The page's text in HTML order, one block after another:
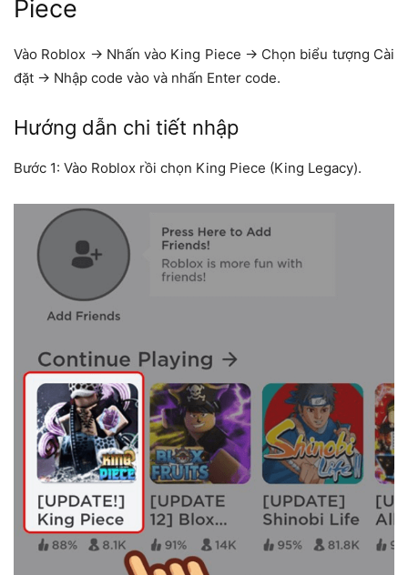
Piece
Vào Roblox -> Nhấn vào King Piece -> Chọn biểu tượng Cài
đặt -> Nhập code vào và nhấn Enter code.
Hướng dẫn chi tiết nhập
Bước 1: Vào Roblox rồi chọn King Piece (King Legacy).